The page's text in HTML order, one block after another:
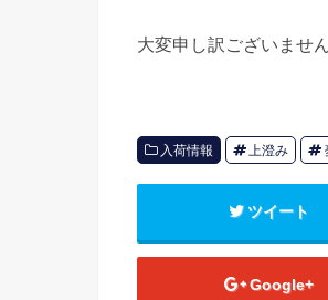
大変申し訳ございません
入荷情報 上澄み
ツイート
Google+